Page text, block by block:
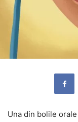
Una din bolile